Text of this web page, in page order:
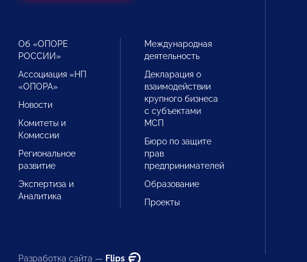
Об «ОПОРЕ
РОССИИ»
Ассоциация «НП
«ОПОРА»
Новости
Комитеты и
Комиссии
Региональное
развитие
Экспертиза и
Аналитика
Международная
деятельность
Декларация о
взаимодействии
крупного бизнеса
с субъектами
МСП
Бюро по защите
прав
предпринимателей
Образование
Проекты
Разработка сайта — Flips